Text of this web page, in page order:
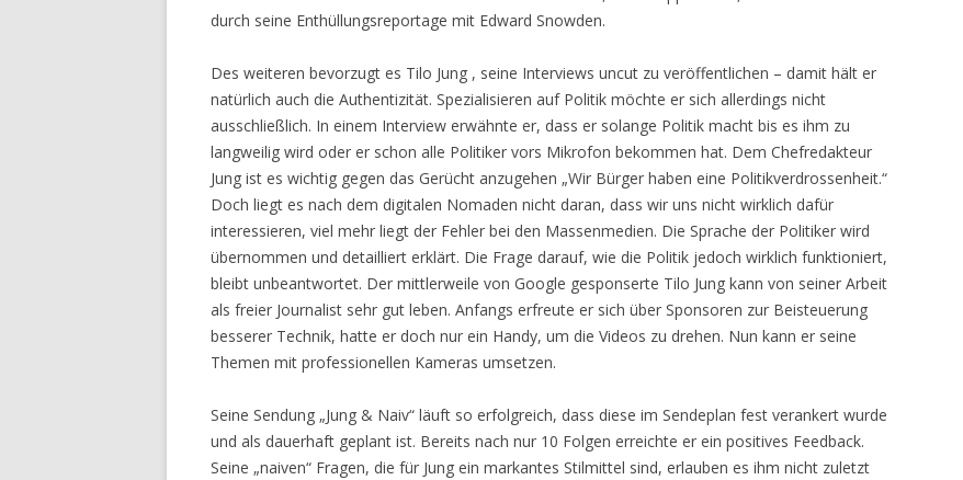
durch seine Enthüllungsreportage mit Edward Snowden.
Des weiteren bevorzugt es Tilo Jung , seine Interviews uncut zu veröffentlichen – damit hält er
natürlich auch die Authentizität. Spezialisieren auf Politik möchte er sich allerdings nicht
ausschließlich. In einem Interview erwähnte er, dass er solange Politik macht bis es ihm zu
langweilig wird oder er schon alle Politiker vors Mikrofon bekommen hat. Dem Chefredakteur
Jung ist es wichtig gegen das Gerücht anzugehen „Wir Bürger haben eine Politikverdrossenheit.“
Doch liegt es nach dem digitalen Nomaden nicht daran, dass wir uns nicht wirklich dafür
interessieren, viel mehr liegt der Fehler bei den Massenmedien. Die Sprache der Politiker wird
übernommen und detailliert erklärt. Die Frage darauf, wie die Politik jedoch wirklich funktioniert,
bleibt unbeantwortet. Der mittlerweile von Google gesponserte Tilo Jung kann von seiner Arbeit
als freier Journalist sehr gut leben. Anfangs erfreute er sich über Sponsoren zur Beisteuerung
besserer Technik, hatte er doch nur ein Handy, um die Videos zu drehen. Nun kann er seine
Themen mit professionellen Kameras umsetzen.
Seine Sendung „Jung & Naiv“ läuft so erfolgreich, dass diese im Sendeplan fest verankert wurde
und als dauerhaft geplant ist. Bereits nach nur 10 Folgen erreichte er ein positives Feedback.
Seine „naiven“ Fragen, die für Jung ein markantes Stilmittel sind, erlauben es ihm nicht zuletzt